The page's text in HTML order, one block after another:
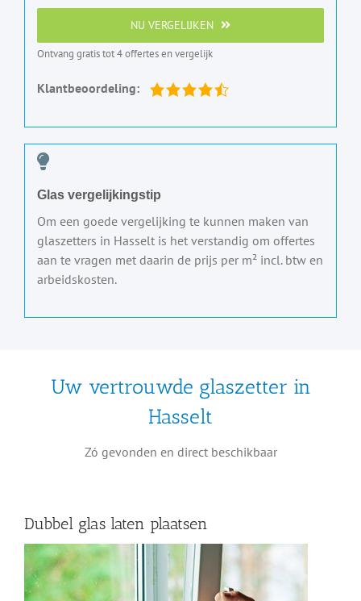
NU VERGELIJKEN
Ontvang gratis tot 4 offertes en vergelijk
Klantbeoordeling:
Glas vergelijkingstip
Om een goede vergelijking te kunnen maken van
glaszetters in Hasselt is het verstandig om offertes
aan te vragen met daarin de prijs per m² incl. btw en
arbeidskosten.
Uw vertrouwde glaszetter in
Hasselt
Zó gevonden en direct beschikbaar
Dubbel glas laten plaatsen